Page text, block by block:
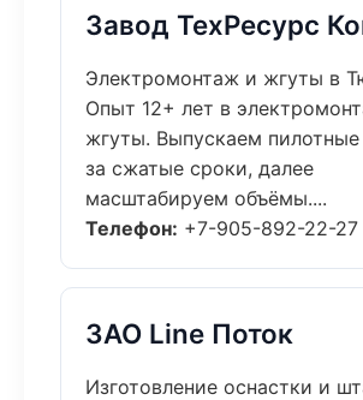
Завод ТехРесурс
Электромонтаж и жгуты в
Опыт 12+ лет в
жгуты. Выпускаем пилотные
за сжатые сроки, далее
масштабируем объёмы....
Телефон: +7-905-892-22-27
ЗАО Line Поток
Изготовление оснастки и